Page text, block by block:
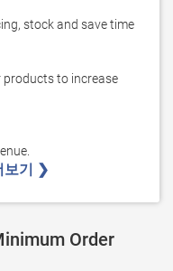
stock and save time
products to increase
보기 ❯
Order